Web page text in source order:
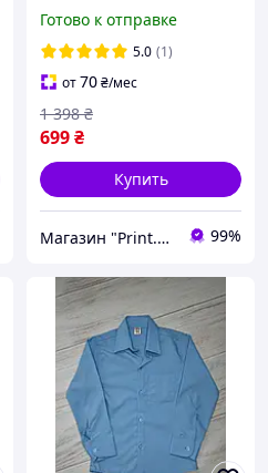
мальчика, белый, 122-128
Готово к отправке
5.0 (1)
от70₴/мес
699₴
1 398 ₴
Купить
Магазин "Print.Ai" 99%